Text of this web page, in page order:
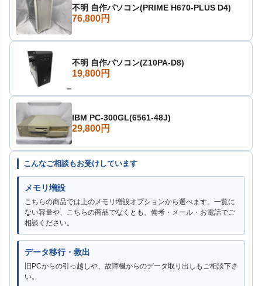
不明 自作パソコン(PRIME H670-PLUS D4)
76,800円
不明 自作パソコン(Z10PA-D8)
19,800円
IBM PC-300GL(6561-48J)
29,800円
こんなご相談もお受けしています
メモリ増設
こちらの商品では上のメモリ増設オプションから選べます。一覧に
ない容量や、こちらの商品でなくとも、備考・メール・お電話でご
相談ください。
データ移行・救出
旧PCからの引っ越しや、故障機からのデータ取り出しもご相談下さ
い。